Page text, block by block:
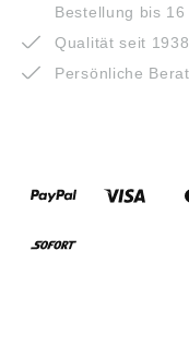
Bestellung bis 16
Qualität seit 1938
Persönliche